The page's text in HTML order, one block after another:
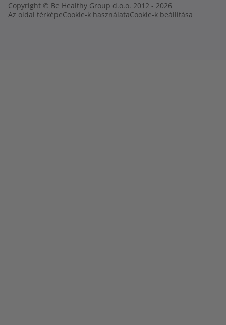
Copyright © Be Healthy Group d.o.o. 2012 - 2026
Az oldal térképeCookie-k használataCookie-k beállítása